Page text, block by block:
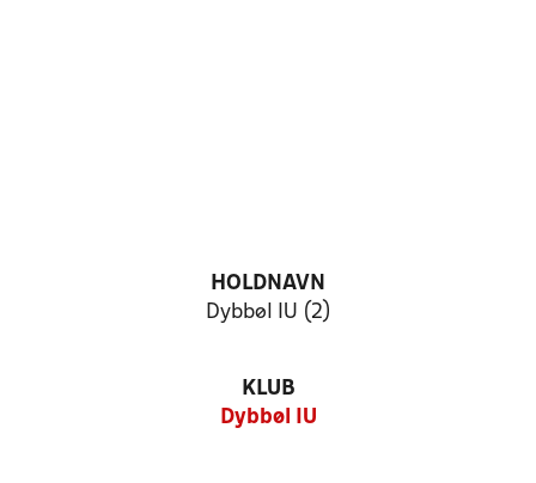
HOLDNAVN
Dybbøl IU (2)
KLUB
Dybbøl IU